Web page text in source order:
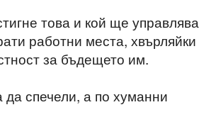
това и кой ще управлява
работни места, хвърляйки
за бъдещето им.
да спечели, а по хуманни